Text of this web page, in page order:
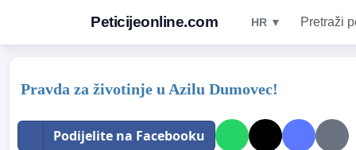
Peticijeonline.com HR ▼ Pretraži
Pravda za životinje u Azilu Dumovec!
Podijelite na Facebooku